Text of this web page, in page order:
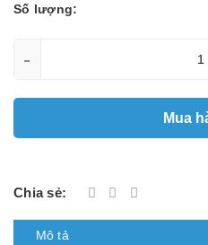
Số lượng:
-
Mua
Chia sẻ:
Mô tả